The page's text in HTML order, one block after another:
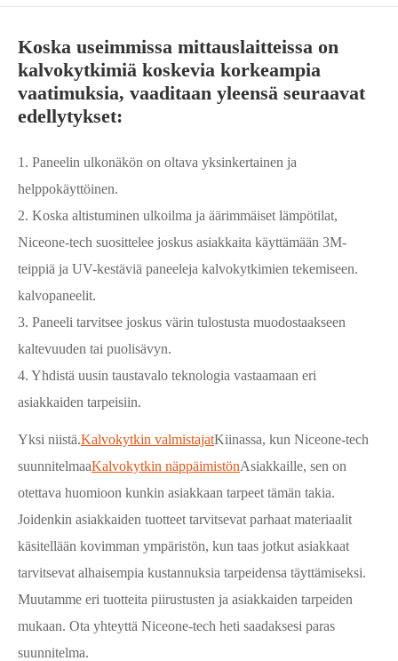
Koska useimmissa mittauslaitteissa on
kalvokytkimiä koskevia korkeampia
vaatimuksia, vaaditaan yleensä seuraavat
edellytykset:
1. Paneelin ulkonäkön on oltava yksinkertainen ja
helppokäyttöinen.
2. Koska altistuminen ulkoilma ja äärimmäiset lämpötilat,
Niceone-tech suosittelee joskus asiakkaita käyttämään 3M-
teippiä ja UV-kestäviä paneeleja kalvokytkimien tekemiseen.
kalvopaneelit.
3. Paneeli tarvitsee joskus värin tulostusta muodostaakseen
kaltevuuden tai puolisävyn.
4. Yhdistä uusin taustavalo teknologia vastaamaan eri
asiakkaiden tarpeisiin.
Yksi niistä.Kalvokytkin valmistajatKiinassa, kun Niceone-tech
suunnitelmaaKalvokytkin näppäimistönAsiakkaille, sen on
otettava huomioon kunkin asiakkaan tarpeet tämän takia.
Joidenkin asiakkaiden tuotteet tarvitsevat parhaat materiaalit
käsitellään kovimman ympäristön, kun taas jotkut asiakkaat
tarvitsevat alhaisempia kustannuksia tarpeidensa täyttämiseksi.
Muutamme eri tuotteita piirustusten ja asiakkaiden tarpeiden
mukaan. Ota yhteyttä Niceone-tech heti saadaksesi paras
suunnitelma.